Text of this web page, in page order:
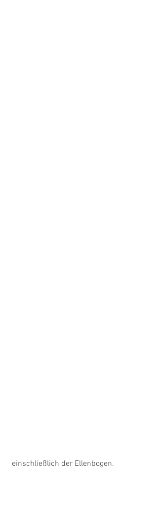
einschließlich der Ellenbogen.